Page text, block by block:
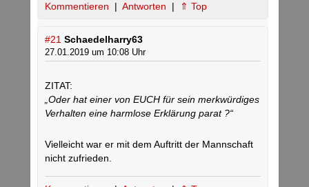
Kommentieren | Antworten | ⇑ Top
#21 Schaedelharry63
27.01.2019 um 10:08 Uhr
ZITAT:
„Oder hat einer von EUCH für sein merkwürdiges
Verhalten eine harmlose Erklärung parat ?“
Vielleicht war er mit dem Auftritt der Mannschaft
nicht zufrieden.